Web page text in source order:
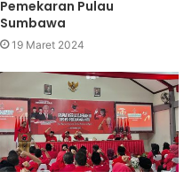
Pemekaran Pulau
Sumbawa
19 Maret 2024